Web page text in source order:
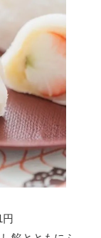
円